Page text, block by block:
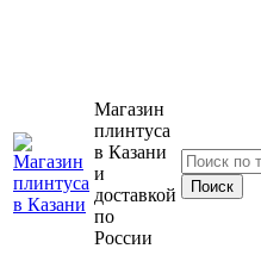
Магазин
плинтуса
в Казани
и
доставкой
по
России